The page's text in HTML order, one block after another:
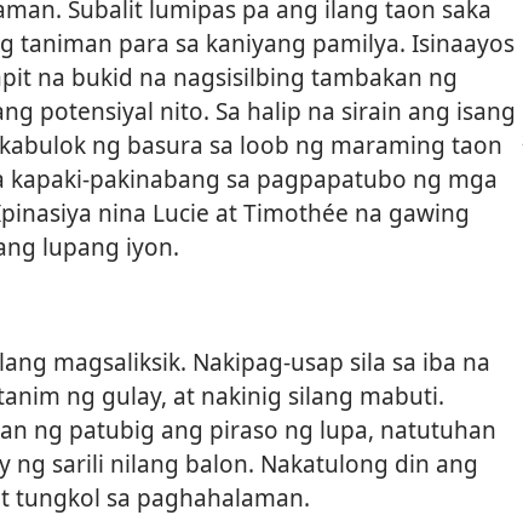
Subalit lumipas pa ang ilang taon saka
taniman para sa kaniyang pamilya. Isinaayos
na bukid na nagsisilbing tambakan ng
potensiyal nito. Sa halip na sirain ang isang
ng basura sa loob ng maraming taon
kapaki-pakinabang sa pagpapatubo ng mga
nina Lucie at Timothée na gawing
lupang iyon.
magsaliksik. Nakipag-usap sila sa iba na
ng gulay, at nakinig silang mabuti.
ng patubig ang piraso ng lupa, natutuhan
ng sarili nilang balon. Nakatulong din ang
tungkol sa paghahalaman.